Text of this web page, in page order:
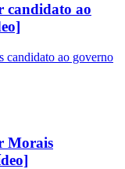
candidato ao
Morais